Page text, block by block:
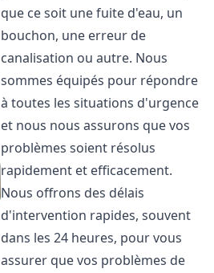
que ce soit une fuite d'eau, un
bouchon, une erreur de
canalisation ou autre. Nous
sommes équipés pour répondre
à toutes les situations d'urgence
et nous nous assurons que vos
problèmes soient résolus
rapidement et efficacement.
Nous offrons des délais
d'intervention rapides, souvent
dans les 24 heures, pour vous
assurer que vos problèmes de